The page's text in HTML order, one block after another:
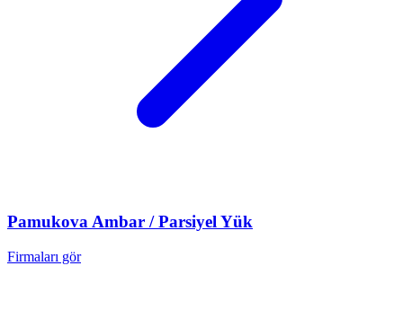
PamukovaAmbar / Parsiyel Yük
Firmaları gör